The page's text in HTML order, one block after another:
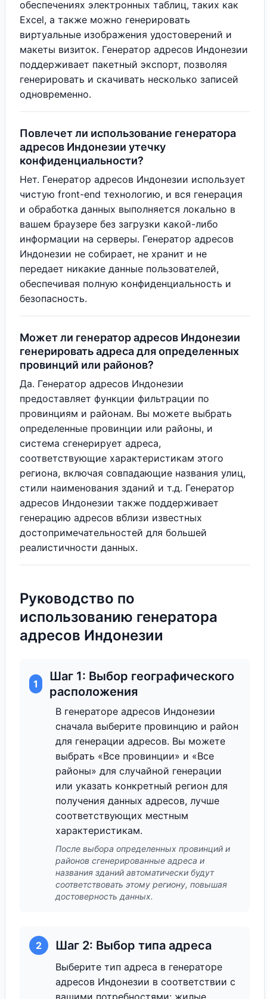
обеспечениях электронных таблиц, таких как
Excel, а также можно генерировать
виртуальные изображения удостоверений и
макеты визиток. Генератор адресов Индонезии
поддерживает пакетный экспорт, позволяя
генерировать и скачивать несколько записей
одновременно.
Повлечет ли использование генератора
адресов Индонезии утечку
конфиденциальности?
Нет. Генератор адресов Индонезии использует
чистую front-end технологию, и вся генерация
и обработка данных выполняется локально в
вашем браузере без загрузки какой-либо
информации на серверы. Генератор адресов
Индонезии не собирает, не хранит и не
передает никакие данные пользователей,
обеспечивая полную конфиденциальность и
безопасность.
Может ли генератор адресов Индонезии
генерировать адреса для определенных
провинций или районов?
Да. Генератор адресов Индонезии
предоставляет функции фильтрации по
провинциям и районам. Вы можете выбрать
определенные провинции или районы, и
система сгенерирует адреса,
соответствующие характеристикам этого
региона, включая совпадающие названия улиц,
стили наименования зданий и т.д. Генератор
адресов Индонезии также поддерживает
генерацию адресов вблизи известных
достопримечательностей для большей
реалистичности данных.
Руководство по
использованию генератора
адресов Индонезии
1
Шаг 1: Выбор географического
расположения
В генераторе адресов Индонезии
сначала выберите провинцию и район
для генерации адресов. Вы можете
выбрать «Все провинции» и «Все
районы» для случайной генерации
или указать конкретный регион для
получения данных адресов, лучше
соответствующих местным
характеристикам.
После выбора определенных провинций и
районов сгенерированные адреса и
названия зданий автоматически будут
соответствовать этому региону, повышая
достоверность данных.
2 Шаг 2: Выбор типа адреса
Выберите тип адреса в генераторе
адресов Индонезии в соответствии с
вашими потребностями: жилые